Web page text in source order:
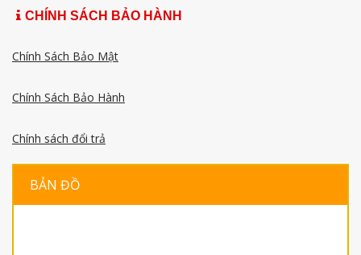
CHÍNH SÁCH BẢO HÀNH
Chính Sách Bảo Mật
Chính Sách Bảo Hành
Chính sách đổi trả
BẢN ĐỒ